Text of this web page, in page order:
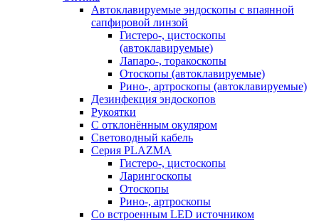
Автоклавируемые эндоскопы с впаянной
сапфировой линзой
Гистеро-, цистоскопы
(автоклавируемые)
Лапаро-, торакоскопы
Отоскопы (автоклавируемые)
Рино-, артроскопы (автоклавируемые)
Дезинфекция эндоскопов
Рукоятки
С отклонённым окуляром
Световодный кабель
Серия PLAZMA
Гистеро-, цистоскопы
Ларингоскопы
Отоскопы
Рино-, артроскопы
Со встроенным LED источником